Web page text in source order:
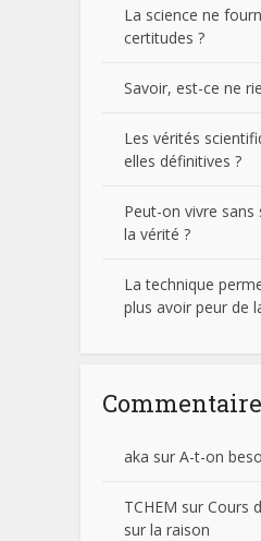
La science ne
certitudes ?
Savoir, est-ce ne
Les vérités
elles définitives ?
Peut-on vivre sans
la vérité ?
La technique
plus avoir peur de
aka sur A-t-on
TCHEM sur Cours
sur la raison